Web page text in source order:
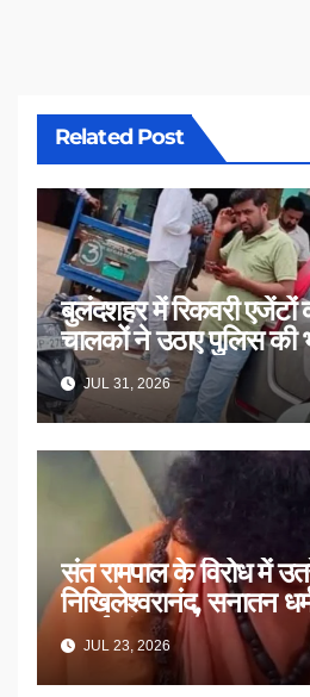
Related Post
बुलंदशहर में रिकवरी एजेंटों की दबंगई,
चालकों ने उठाए पुलिस की
JUL 31, 2026
संत रामपाल के विरोध में
निखिलेश्वरानंद, सनातन
उठाई मांग
JUL 23, 2026